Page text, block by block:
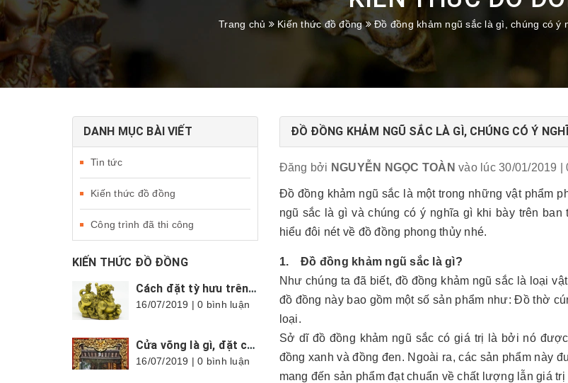
Trang chủ Kiến thức đồ đồng Đồ đồng khảm ngũ sắc là gì, chúng có ý
ĐỒ ĐỒNG KHẢM NGŨ SẮC LÀ GÌ, CHÚNG CÓ Ý
Đăng bởi NGUYỄN NGỌC TOÀN vào lúc 30/01/2019 |
Đồ đồng khảm ngũ sắc là một trong những vật phẩm
ngũ sắc là gì và chúng có ý nghĩa gì khi bày trên
hiểu đôi nét về đồ đồng phong thủy nhé.
1. Đồ đồng khảm ngũ sắc là gì?
Như chúng ta đã biết, đồ đồng khảm ngũ sắc là loại
đồ đồng này bao gồm một số sản phẩm như: Đồ thờ
loại.
Sở dĩ đồ đồng khảm ngũ sắc có giá trị là bởi nó
đồng xanh và đồng đen. Ngoài ra, các sản phẩm này
mang đến sản phẩm đạt chuẩn về chất lượng lẫn giá trị
DANH MỤC BÀI VIẾT
Tin tức
Kiến thức đồ đồng
Công trình đã thi công
KIẾN THỨC ĐỒ ĐỒNG
Cách đặt tỳ hưu trên bàn thờ thần tài cực chuẩn, hợp phong thủy
16/07/2019 | 0 bình luận
Cửa võng là gì, đặt cửa võng thế nào mới đúng?
16/07/2019 | 0 bình luận